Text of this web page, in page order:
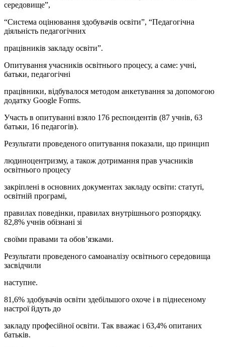
середовище”,
“Система оцінювання здобувачів освіти”, “Педагогічна
діяльність педагогічних
працівників закладу освіти”.
Опитування учасників освітнього процесу, а саме: учні,
батьки, педагогічні
працівники, відбувалося методом анкетування за допомогою
додатку Google Forms.
Участь в опитуванні взяло 176 респондентів (87 учнів, 63
батьки, 16 педагогів).
Результати проведеного опитування показали, що принцип
людиноцентризму, а також дотримання прав учасників
освітнього процесу
закріплені в основних документах закладу освіти: статуті,
освітній програмі,
правилах поведінки, правилах внутрішнього розпорядку.
82,8% учнів обізнані зі
своїми правами та обов’язками.
Результати проведеного самоаналізу освітнього середовища
засвідчили
наступне.
81,6% здобувачів освіти здебільшого охоче і в піднесеному
настрої йдуть до
закладу професійної освіти. Так вважає і 63,4% опитаних
батьків.